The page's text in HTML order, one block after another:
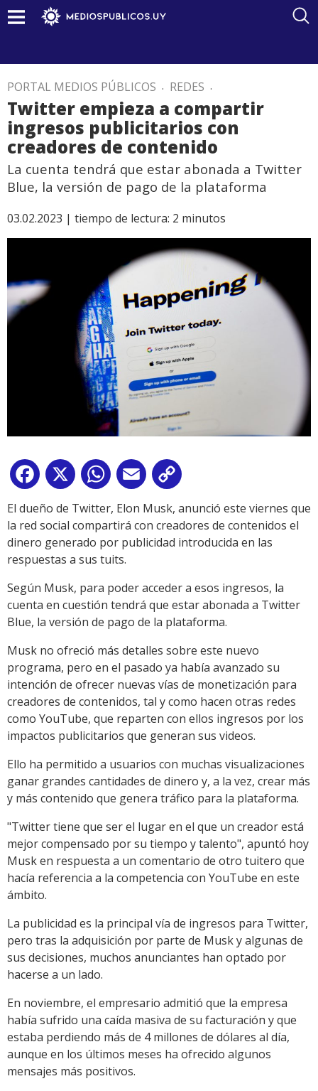
PORTAL MEDIOS PÚBLICOS . REDES .
Twitter empieza a compartir
ingresos publicitarios con
creadores de contenido
La cuenta tendrá que estar abonada a Twitter
Blue, la versión de pago de la plataforma
03.02.2023 | tiempo de lectura: 2 minutos
Facebook
X WhatsApp
Email
Link
El dueño de Twitter, Elon Musk, anunció este viernes que
la red social compartirá con creadores de contenidos el
dinero generado por publicidad introducida en las
respuestas a sus tuits.
Según Musk, para poder acceder a esos ingresos, la
cuenta en cuestión tendrá que estar abonada a Twitter
Blue, la versión de pago de la plataforma.
Musk no ofreció más detalles sobre este nuevo
programa, pero en el pasado ya había avanzado su
intención de ofrecer nuevas vías de monetización para
creadores de contenidos, tal y como hacen otras redes
como YouTube, que reparten con ellos ingresos por los
impactos publicitarios que generan sus videos.
Ello ha permitido a usuarios con muchas visualizaciones
ganar grandes cantidades de dinero y, a la vez, crear más
y más contenido que genera tráfico para la plataforma.
"Twitter tiene que ser el lugar en el que un creador está
mejor compensado por su tiempo y talento", apuntó hoy
Musk en respuesta a un comentario de otro tuitero que
hacía referencia a la competencia con YouTube en este
ámbito.
La publicidad es la principal vía de ingresos para Twitter,
pero tras la adquisición por parte de Musk y algunas de
sus decisiones, muchos anunciantes han optado por
hacerse a un lado.
En noviembre, el empresario admitió que la empresa
había sufrido una caída masiva de su facturación y que
estaba perdiendo más de 4 millones de dólares al día,
aunque en los últimos meses ha ofrecido algunos
mensajes más positivos.